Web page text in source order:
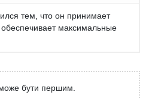
тем, что он принимает
максимальные
бути першим.